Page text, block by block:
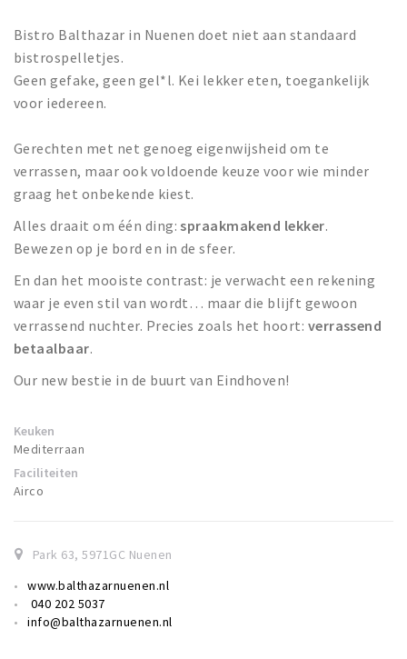
Inloggen
Bistro Balthazar in Nuenen doet niet aan standaard
bistrospelletjes.
Geen gefake, geen gel*l. Kei lekker eten, toegankelijk
voor iedereen.
Gerechten met net genoeg eigenwijsheid om te
verrassen, maar ook voldoende keuze voor wie minder
graag het onbekende kiest.
Alles draait om één ding:spraakmakend lekker.
Bewezen op je bord en in de sfeer.
En dan het mooiste contrast: je verwacht een rekening
waar je even stil van wordt… maar die blijft gewoon
verrassend nuchter. Precies zoals het hoort: verrassend
betaalbaar.
Our new bestie in de buurt van Eindhoven!
Keuken
Mediterraan
Faciliteiten
Airco
Park 63,5971GC Nuenen
www.balthazarnuenen.nl
040 202 5037
info@balthazarnuenen.nl